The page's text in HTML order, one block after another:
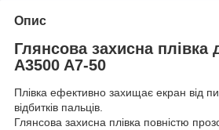
Опис
Глянсова захисна плівка
A3500 A7-50
Плівка ефективно захищає екран від
відбитків пальців.
Глянсова захисна плівка повністю